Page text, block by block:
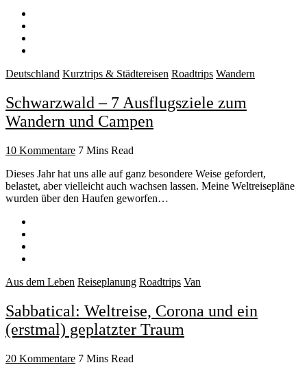
Deutschland Kurztrips & Städtereisen Roadtrips Wandern
Schwarzwald – 7 Ausflugsziele zum
Wandern und Campen
10 Kommentare 7 Mins Read
Dieses Jahr hat uns alle auf ganz besondere Weise gefordert,
belastet, aber vielleicht auch wachsen lassen. Meine Weltreisepläne
wurden über den Haufen geworfen…
Aus dem Leben Reiseplanung Roadtrips Van
Sabbatical: Weltreise, Corona und ein
(erstmal) geplatzter Traum
20 Kommentare 7 Mins Read